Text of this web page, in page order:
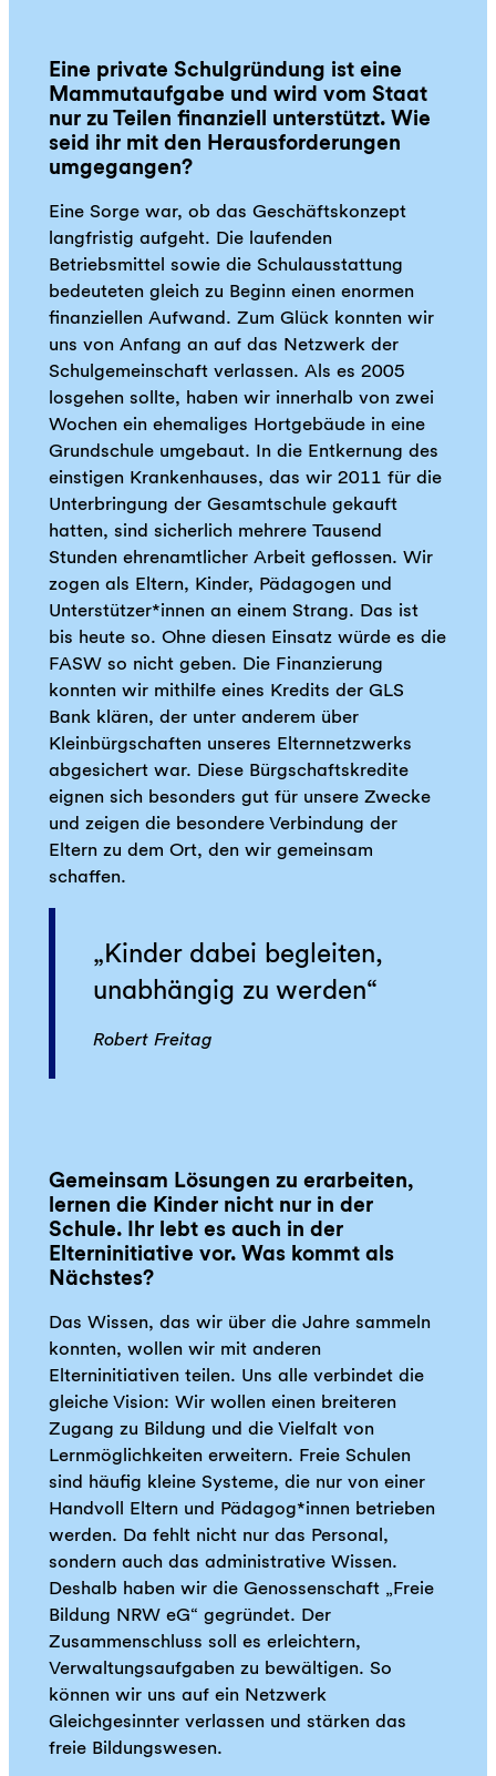
Eine private Schulgründung ist eine
Mammutaufgabe und wird vom Staat
nur zu Teilen finanziell unterstützt. Wie
seid ihr mit den Herausforderungen
umgegangen?
Eine Sorge war, ob das Geschäftskonzept
langfristig aufgeht. Die laufenden
Betriebsmittel sowie die Schulausstattung
bedeuteten gleich zu Beginn einen enormen
finanziellen Aufwand. Zum Glück konnten wir
uns von Anfang an auf das Netzwerk der
Schulgemeinschaft verlassen. Als es 2005
losgehen sollte, haben wir innerhalb von zwei
Wochen ein ehemaliges Hortgebäude in eine
Grundschule umgebaut. In die Entkernung des
einstigen Krankenhauses, das wir 2011 für die
Unterbringung der Gesamtschule gekauft
hatten, sind sicherlich mehrere Tausend
Stunden ehrenamtlicher Arbeit geflossen. Wir
zogen als Eltern, Kinder, Pädagogen und
Unterstützer*innen an einem Strang. Das ist
bis heute so. Ohne diesen Einsatz würde es die
FASW so nicht geben. Die Finanzierung
konnten wir mithilfe eines Kredits der GLS
Bank klären, der unter anderem über
Kleinbürgschaften unseres Elternnetzwerks
abgesichert war. Diese Bürgschaftskredite
eignen sich besonders gut für unsere Zwecke
und zeigen die besondere Verbindung der
Eltern zu dem Ort, den wir gemeinsam
schaffen.
Kinder dabei begleiten,
unabhängig zu werden
Robert Freitag
Gemeinsam Lösungen zu erarbeiten,
lernen die Kinder nicht nur in der
Schule. Ihr lebt es auch in der
Elterninitiative vor. Was kommt als
Nächstes?
Das Wissen, das wir über die Jahre sammeln
konnten, wollen wir mit anderen
Elterninitiativen teilen. Uns alle verbindet die
gleiche Vision: Wir wollen einen breiteren
Zugang zu Bildung und die Vielfalt von
Lernmöglichkeiten erweitern. Freie Schulen
sind häufig kleine Systeme, die nur von einer
Handvoll Eltern und Pädagog*innen betrieben
werden. Da fehlt nicht nur das Personal,
sondern auch das administrative Wissen.
Deshalb haben wir die Genossenschaft „Freie
Bildung NRW eG“ gegründet. Der
Zusammenschluss soll es erleichtern,
Verwaltungsaufgaben zu bewältigen. So
können wir uns auf ein Netzwerk
Gleichgesinnter verlassen und stärken das
freie Bildungswesen.